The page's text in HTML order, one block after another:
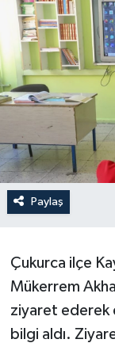
Paylaş
Çukurca ilçe
Mükerrem
ziyaret ederek
bilgi aldı.
Teknoloji
Yaşam